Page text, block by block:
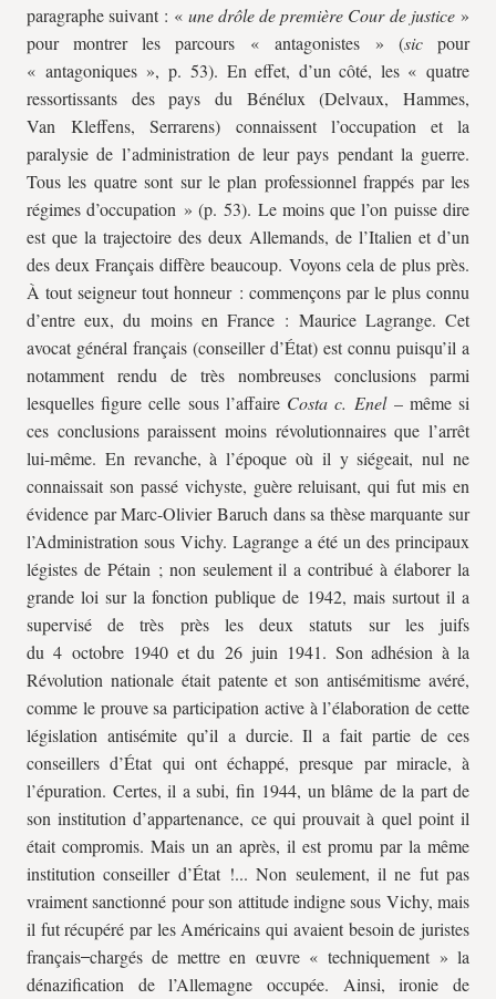
paragraphe suivant : « une drôle de première Cour de justice»
pour montrer les parcours « antagonistes » (sicpour
« antagoniques », p. 53). En effet, d’un côté, les « quatre
ressortissants des pays du Bénélux (Delvaux, Hammes,
Van Kleffens, Serrarens) connaissent l’occupation et la
paralysie de l’administration de leur pays pendant la guerre.
Tous les quatre sont sur le plan professionnel frappés par les
régimes d’occupation » (p. 53). Le moins que l’on puisse dire
est que la trajectoire des deux Allemands, de l’Italien et d’un
des deux Français diffère beaucoup. Voyons cela de plus près.
À tout seigneur tout honneur : commençons par le plus connu
d’entre eux, du moins en France : Maurice Lagrange. Cet
avocat général français (conseiller d’État) est connu puisqu’il a
notamment rendu de très nombreuses conclusions parmi
lesquelles figure celle sous l’affaire Costa c. Enel– même si
ces conclusions paraissent moins révolutionnaires que l’arrêt
lui-même. En revanche, à l’époque où il y siégeait, nul ne
connaissait son passé vichyste, guère reluisant, qui fut mis en
évidence par Marc-Olivier Baruch dans sa thèse marquante sur
l’Administration sous Vichy. Lagrange a été un des principaux
légistes de Pétain ; non seulement il a contribué à élaborer la
grande loi sur la fonction publique de 1942, mais surtout il a
supervisé de très près les deux statuts sur les juifs
du 4 octobre 1940 et du 26 juin 1941. Son adhésion à la
Révolution nationale était patente et son antisémitisme avéré,
comme le prouve sa participation active à l’élaboration de cette
législation antisémite qu’il a durcie. Il a fait partie de ces
conseillers d’État qui ont échappé, presque par miracle, à
l’épuration. Certes, il a subi, fin 1944, un blâme de la part de
son institution d’appartenance, ce qui prouvait à quel point il
était compromis. Mais un an après, il est promu par la même
institution conseiller d’État !... Non seulement, il ne fut pas
vraiment sanctionné pour son attitude indigne sous Vichy, mais
il fut récupéré par les Américains qui avaient besoin de juristes
français chargés de mettre en œuvre « techniquement » la
dénazification de l’Allemagne occupée. Ainsi, ironie de